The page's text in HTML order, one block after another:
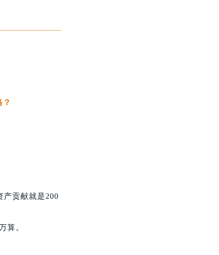
产贡献就是200
算。